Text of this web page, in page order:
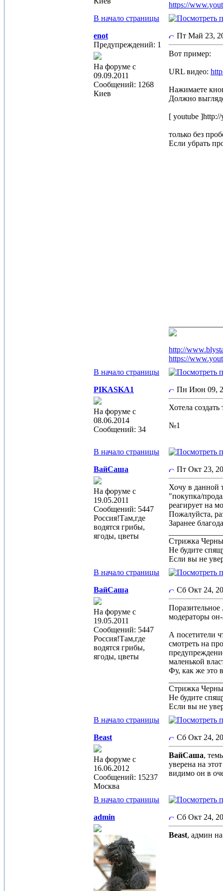
https://
В начало страницы
enot
Предупреждений: 1
На форуме с
09.09.2011
Сообщений: 1268
Киев
Пт Май 23,
Вот пример:
URL видео:
Нажимаете
Должно
[ youtube
только без
Если убрать
http://
https://
В начало страницы
PIKASKA1
На форуме с
08.06.2014
Сообщений: 34
Пн Июн 09,
Хотела
№1
В начало страницы
ВайСаша
На форуме с
19.05.2011
Сообщений: 5447
Россия!Там,где
водятся грибы,
ягоды, цветы
Пт Окт 23,
Хочу в данной
"покупка/
реагирует на
Пожалуйста,
Заранее
Стрижка
Не будите
Если вы не
В начало страницы
ВайСаша
На форуме с
19.05.2011
Сообщений: 5447
Россия!Там,где
водятся грибы,
ягоды, цветы
Сб Окт 24,
модераторы
А посетители
смотреть на
маленькой
Фу, как же это
Стрижка
Не будите
Если вы не
В начало страницы
Beast
На форуме с
16.06.2012
Сообщений: 15237
Москва
Сб Окт 24,
ВайСаша,
уверена на
видимо он в
В начало страницы
admin Сб Окт 24,
Beast, админ